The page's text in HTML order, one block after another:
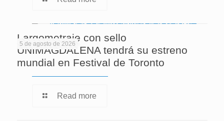
5 de agosto de 2026
Largometraje con sello
UNIMAGDALENA tendrá su estreno
mundial en Festival de Toronto
Read more